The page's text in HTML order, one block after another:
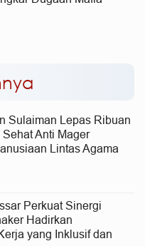
Sulaiman Lepas Ribuan
Anti Mager
Lintas Agama
Perkuat Sinergi
Hadirkan
yang Inklusif dan